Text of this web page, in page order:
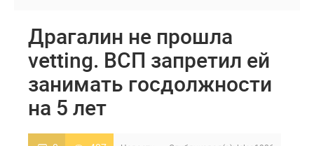
Драгалин не прошла
vetting. ВСП запретил ей
занимать госдолжности
на 5 лет